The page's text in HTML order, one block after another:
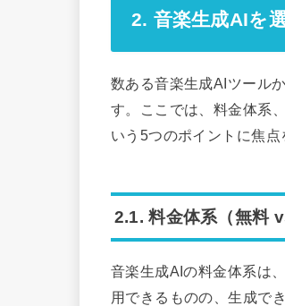
2. 音楽生成AIを
数ある音楽生成AIツール
す。ここでは、料金体系
いう5つのポイントに焦点
2.1. 料金体系（無料
音楽生成AIの料金体系は
用できるものの、生成で